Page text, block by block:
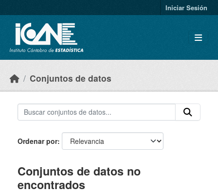
Iniciar Sesión
Conjuntos de datos
Ordenar por
Conjuntos de datos no
encontrados